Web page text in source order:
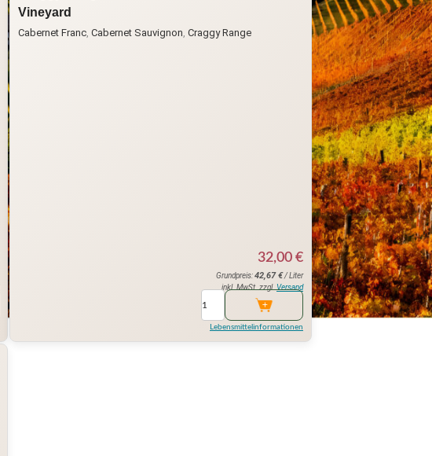
Vineyard
Cabernet Franc, Cabernet Sauvignon, Craggy Range
32,00 €
Grundpreis:42,67€/ Liter
inkl. MwSt. zzgl. Versand
Lebensmittelinformationen